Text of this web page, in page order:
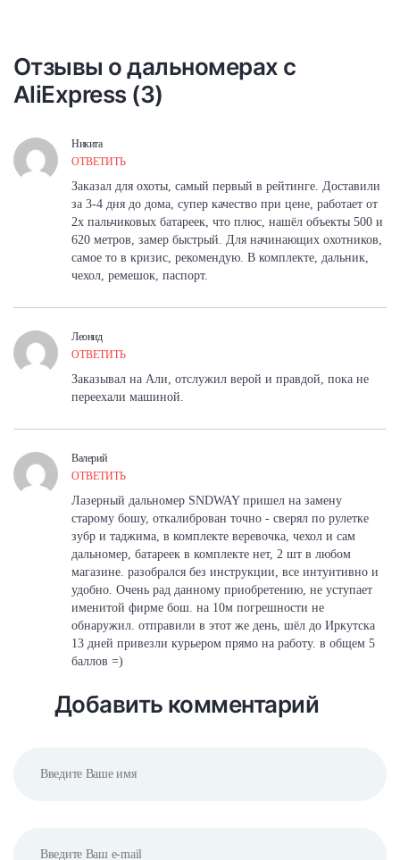
Отзывы о дальномерах с
AliExpress (3)
Никита
ОТВЕТИТЬ
Заказал для охоты, самый первый в рейтинге. Доставили
за 3-4 дня до дома, супер качество при цене, работает от
2х пальчиковых батареек, что плюс, нашёл объекты 500 и
620 метров, замер быстрый. Для начинающих охотников,
самое то в кризис, рекомендую. В комплекте, дальник,
чехол, ремешок, паспорт.
Леонид
ОТВЕТИТЬ
Заказывал на Али, отслужил верой и правдой, пока не
переехали машиной.
Валерий
ОТВЕТИТЬ
Лазерный дальномер SNDWAY пришел на замену
старому бошу, откалиброван точно - сверял по рулетке
зубр и таджима, в комплекте веревочка, чехол и сам
дальномер, батареек в комплекте нет, 2 шт в любом
магазине. разобрался без инструкции, все интуитивно и
удобно. Очень рад данному приобретению, не уступает
именитой фирме бош. на 10м погрешности не
обнаружил. отправили в этот же день, шёл до Иркутска
13 дней привезли курьером прямо на работу. в общем 5
баллов =)
Добавить комментарий